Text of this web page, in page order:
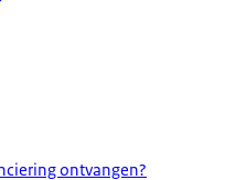
ontvangen?